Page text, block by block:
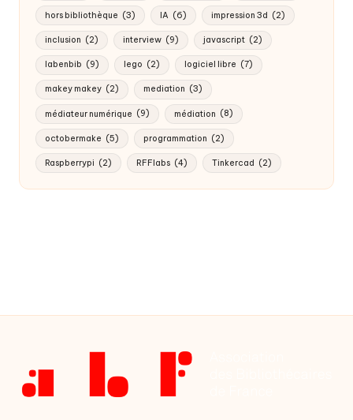
hors bibliothèque (3) IA (6) impression 3d (2)
inclusion (2) interview (9) javascript (2)
labenbib (9) lego (2) logiciel libre (7)
makey makey (2) mediation (3)
médiateur numérique (9) médiation (8)
octobermake (5) programmation (2)
Raspberrypi (2) RFFlabs (4) Tinkercad (2)